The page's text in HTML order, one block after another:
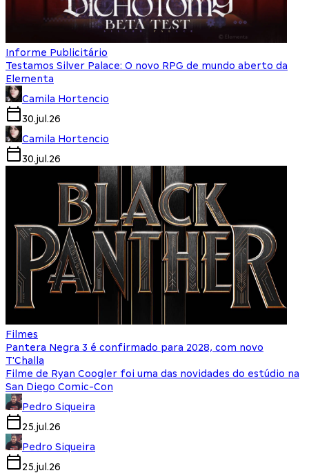
Informe Publicitário
Testamos Silver Palace: O novo RPG de mundo aberto da
Elementa
Camila Hortencio
30.jul.26
Camila Hortencio
30.jul.26
Filmes
Pantera Negra 3 é confirmado para 2028, com novo
T'Challa
Filme de Ryan Coogler foi uma das novidades do estúdio na
San Diego Comic-Con
Pedro Siqueira
25.jul.26
Pedro Siqueira
25.jul.26